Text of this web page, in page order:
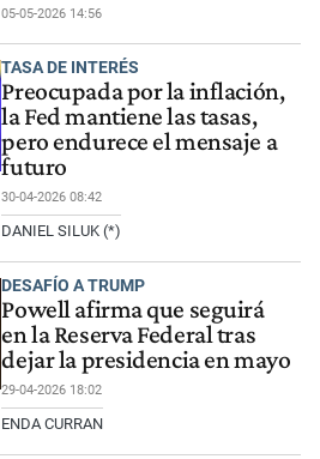
05-05-2026 14:56
TASA DE INTERÉS
Preocupada por la inflación,
la Fed mantiene las tasas,
pero endurece el mensaje a
futuro
30-04-2026 08:42
DANIEL SILUK (*)
DESAFÍO A TRUMP
Powell afirma que seguirá
en la Reserva Federal tras
dejar la presidencia en mayo
29-04-2026 18:02
ENDA CURRAN